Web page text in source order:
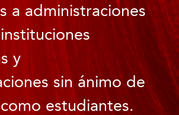
a administraciones
y
sin ánimo de
como estudiantes.